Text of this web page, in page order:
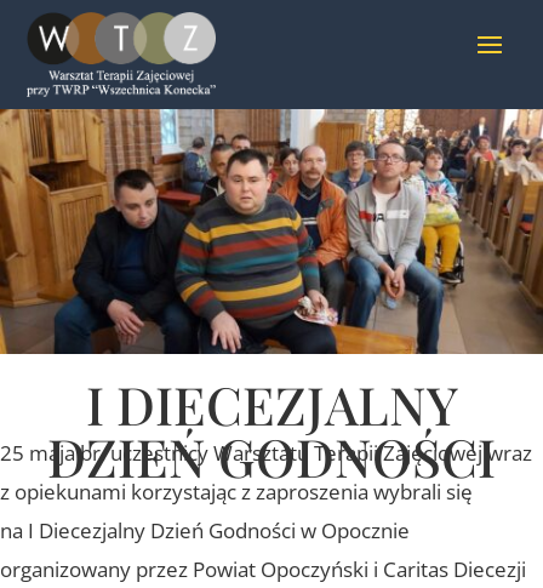
I DIECEZJALNY
DZIEŃ GODNOŚCI
25 maja br. uczestnicy Warsztatu Terapii Zajęciowej wraz
z opiekunami korzystając z zaproszenia wybrali się
na I Diecezjalny Dzień Godności w Opocznie
organizowany przez Powiat Opoczyński i Caritas Diecezji